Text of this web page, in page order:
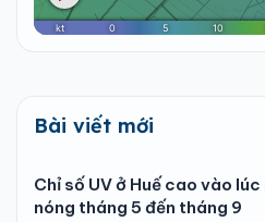
Bài viết mới
Chỉ số UV ở Huế cao vào
nóng tháng 5 đến tháng 9